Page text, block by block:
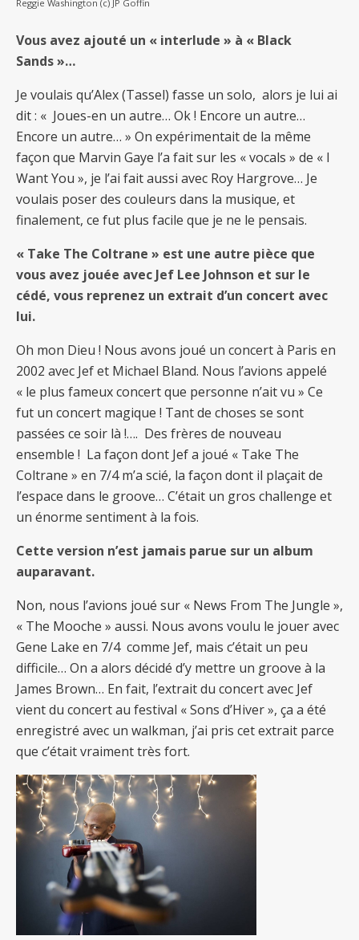
Reggie Washington (c) JP Goffin
Vous avez ajouté un « interlude » à « Black
Sands »…
Je voulais qu’Alex (Tassel) fasse un solo, alors je lui ai
dit : « Joues-en un autre… Ok ! Encore un autre…
Encore un autre… » On expérimentait de la même
façon que Marvin Gaye l’a fait sur les « vocals » de « I
Want You », je l’ai fait aussi avec Roy Hargrove… Je
voulais poser des couleurs dans la musique, et
finalement, ce fut plus facile que je ne le pensais.
« Take The Coltrane » est une autre pièce que
vous avez jouée avec Jef Lee Johnson et sur le
cédé, vous reprenez un extrait d’un concert avec
lui.
Oh mon Dieu ! Nous avons joué un concert à Paris en
2002 avec Jef et Michael Bland. Nous l’avions appelé
« le plus fameux concert que personne n’ait vu » Ce
fut un concert magique ! Tant de choses se sont
passées ce soir là !…. Des frères de nouveau
ensemble ! La façon dont Jef a joué « Take The
Coltrane » en 7/4 m’a scié, la façon dont il plaçait de
l’espace dans le groove… C’était un gros challenge et
un énorme sentiment à la fois.
Cette version n’est jamais parue sur un album
auparavant.
Non, nous l’avions joué sur « News From The Jungle »,
« The Mooche » aussi. Nous avons voulu le jouer avec
Gene Lake en 7/4 comme Jef, mais c’était un peu
difficile… On a alors décidé d’y mettre un groove à la
James Brown… En fait, l’extrait du concert avec Jef
vient du concert au festival « Sons d’Hiver », ça a été
enregistré avec un walkman, j’ai pris cet extrait parce
que c’était vraiment très fort.